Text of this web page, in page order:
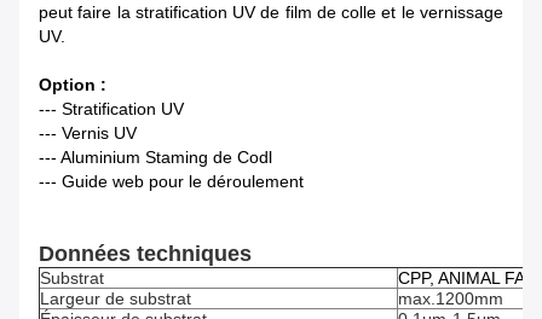
peut faire la stratification UV de film de colle et le vernissage
UV.
Option :
--- Stratification UV
--- Vernis UV
--- Aluminium Staming de Codl
--- Guide web pour le déroulement
Données techniques
Substrat
CPP, ANIMAL
Largeur de substrat
max.1200mm